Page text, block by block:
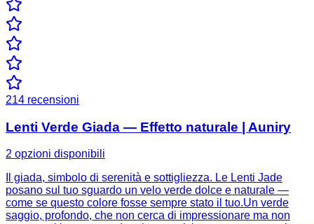
214 recensioni
Lenti Verde Giada — Effetto naturale | Auniry
2 opzioni disponibili
Il giada, simbolo di serenità e sottigliezza. Le Lenti Jade
posano sul tuo sguardo un velo verde dolce e naturale —
come se questo colore fosse sempre stato il tuo.Un verde
saggio, profondo, che non cerca di impressionare ma non